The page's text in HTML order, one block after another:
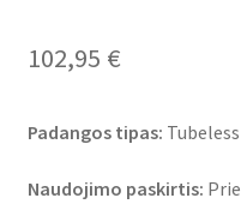
102,95 €
Padangos tipas:
Naudojimo paskirtis: